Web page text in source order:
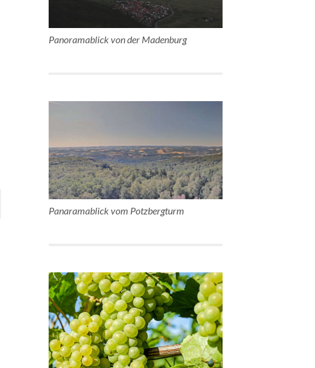
Panoramablick von der Madenburg
Panaramablick vom Potzbergturm